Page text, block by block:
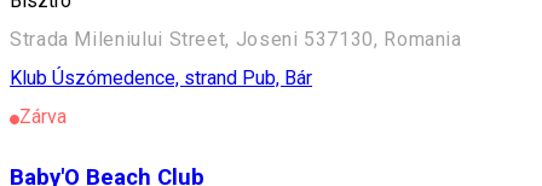
Strada Mileniului Street, Joseni 537130, Romania
Klub Úszómedence, strand Pub, Bár
Zárva
Baby'O Beach Club